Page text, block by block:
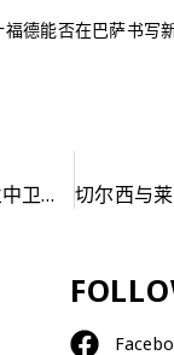
德能否在巴萨书写
那不勒斯重磅引援！3100万欧签下荷兰中卫博克马